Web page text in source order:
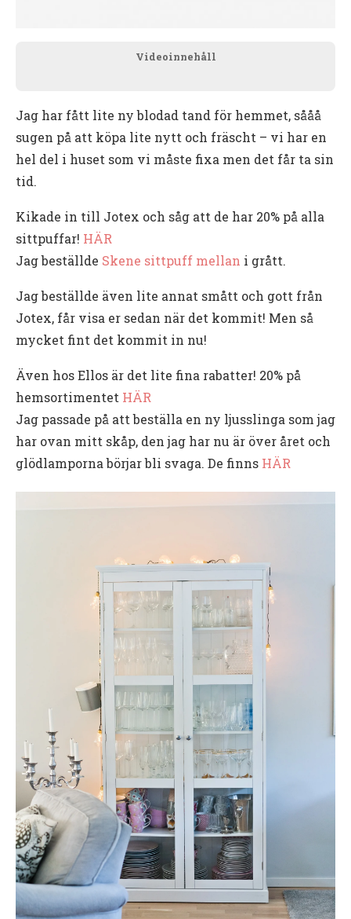
Videoinnehåll
Jag har fått lite ny blodad tand för hemmet, sååå
sugen på att köpa lite nytt och fräscht – vi har en
hel del i huset som vi måste fixa men det får ta sin
tid.
Kikade in till Jotex och såg att de har 20% på alla
sittpuffar! HÄR
Jag beställde Skene sittpuff mellan i grått.
Jag beställde även lite annat smått och gott från
Jotex, får visa er sedan när det kommit! Men så
mycket fint det kommit in nu!
Även hos Ellos är det lite fina rabatter! 20% på
hemsortimentet HÄR
Jag passade på att beställa en ny ljusslinga som jag
har ovan mitt skåp, den jag har nu är över året och
glödlamporna börjar bli svaga. De finns HÄR